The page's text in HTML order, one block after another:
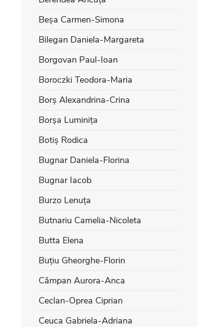
Beșa Carmen-Simona
Bilegan Daniela-Margareta
Borgovan Paul-Ioan
Boroczki Teodora-Maria
Borș Alexandrina-Crina
Borșa Luminița
Botiș Rodica
Bugnar Daniela-Florina
Bugnar Iacob
Burzo Lenuța
Butnariu Camelia-Nicoleta
Butta Elena
Buțiu Gheorghe-Florin
Câmpan Aurora-Anca
Ceclan-Oprea Ciprian
Ceuca Gabriela-Adriana